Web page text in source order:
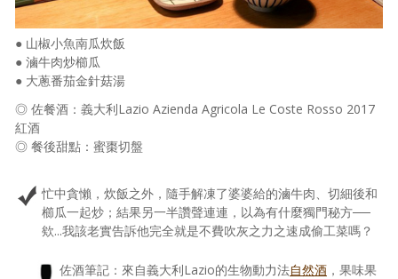
● 山椒小魚南瓜炊飯
● 滷牛肉炒櫛瓜
● 大蔥番茄金針菇湯
◎ 佐餐酒：義大利Lazio Azienda Agricola Le Coste Rosso 2017
紅酒
◎ 餐後甜點：蜜棗切盤
忙中貪懶，炊飯之外，隨手解凍了婆婆給的滷牛肉、切細後和
櫛瓜一起炒；結果另一半讚聲連連，以為有什麼獨門秘方──
欸...我該老實告訴他完全就是不費吹灰之力之速成偷工菜嗎？
佐酒筆記：來自義大利Lazio的生物動力法自然酒 ，果味果